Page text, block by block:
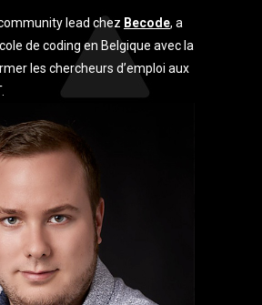
lead chez Becode, a
de coding en Belgique avec la
les chercheurs d’emploi aux